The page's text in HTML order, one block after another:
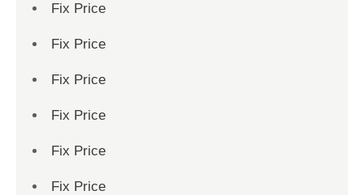
Fix Price
Fix Price
Fix Price
Fix Price
Fix Price
Fix Price